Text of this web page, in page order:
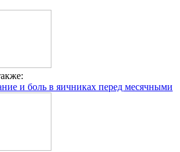
и боль в яичниках перед месячными